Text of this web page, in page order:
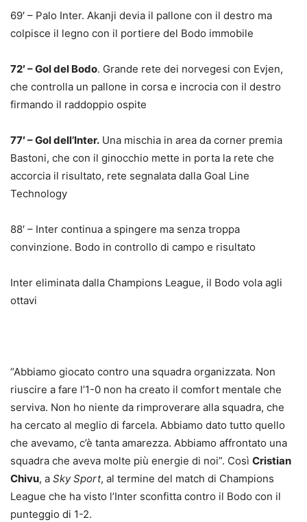
69′ – Palo Inter. Akanji devia il pallone con il destro ma
colpisce il legno con il portiere del Bodo immobile
72′ – Gol del Bodo. Grande rete dei norvegesi con Evjen,
che controlla un pallone in corsa e incrocia con il destro
firmando il raddoppio ospite
77′ – Gol dell’Inter. Una mischia in area da corner premia
Bastoni, che con il ginocchio mette in porta la rete che
accorcia il risultato, rete segnalata dalla Goal Line
Technology
88′ – Inter continua a spingere ma senza troppa
convinzione. Bodo in controllo di campo e risultato
Inter eliminata dalla Champions League, il Bodo vola agli
ottavi
“Abbiamo giocato contro una squadra organizzata. Non
riuscire a fare l’1-0 non ha creato il comfort mentale che
serviva. Non ho niente da rimproverare alla squadra, che
ha cercato al meglio di farcela. Abbiamo dato tutto quello
che avevamo, c’è tanta amarezza. Abbiamo affrontato una
squadra che aveva molte più energie di noi”. Così Cristian
Chivu, a Sky Sport, al termine del match di Champions
League che ha visto l’Inter sconfitta contro il Bodo con il
punteggio di 1-2.